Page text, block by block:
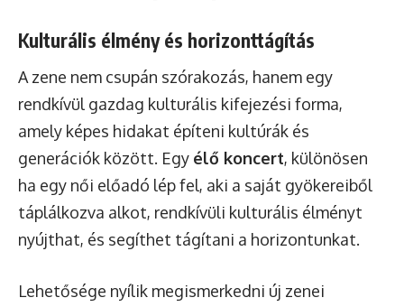
Kulturális élmény és horizonttágítás
A zene nem csupán szórakozás, hanem egy
rendkívül gazdag kulturális kifejezési forma,
amely képes hidakat építeni kultúrák és
generációk között. Egy élő koncert, különösen
ha egy női előadó lép fel, aki a saját gyökereiből
táplálkozva alkot, rendkívüli kulturális élményt
nyújthat, és segíthet tágítani a horizontunkat.
Lehetősége nyílik megismerkedni új zenei